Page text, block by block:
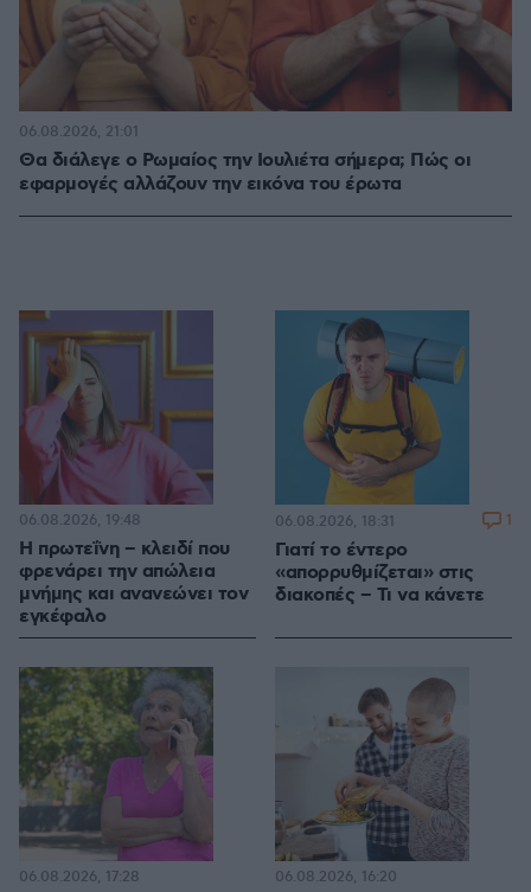
Θα διάλεγε ο Ρωμαίος την Ιουλιέτα σήμερα; Πώς οι
εφαρμογές αλλάζουν την εικόνα του έρωτα
06.08.2026, 21:01
Η πρωτεΐνη – κλειδί που
φρενάρει την απώλεια
μνήμης και ανανεώνει τον
εγκέφαλο
06.08.2026, 19:48
Γιατί το έντερο
«απορρυθμίζεται» στις
διακοπές – Τι να κάνετε
06.08.2026, 18:31 1
06.08.2026, 17:28 06.08.2026, 16:20